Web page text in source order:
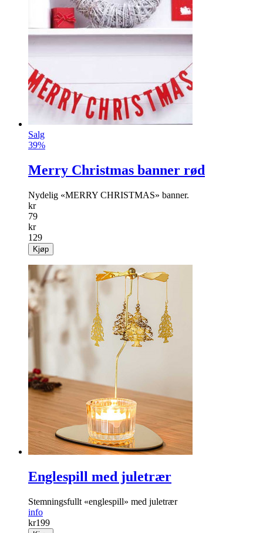
Salg
39%
Merry Christmas banner rød
Nydelig «MERRY CHRISTMAS» banner.
kr
79
kr
129
Kjøp
Englespill med juletrær
Stemningsfullt «englespill» med juletrær
info
kr199